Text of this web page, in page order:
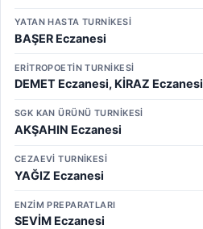
YATAN HASTA TURNİKESİ
BAŞER Eczanesi
ERİTROPOETİN TURNİKESİ
DEMET Eczanesi, KİRAZ Eczanesi
SGK KAN ÜRÜNÜ TURNİKESİ
AKŞAHIN Eczanesi
CEZAEVİ TURNİKESİ
YAĞIZ Eczanesi
ENZİM PREPARATLARI
SEVİM Eczanesi